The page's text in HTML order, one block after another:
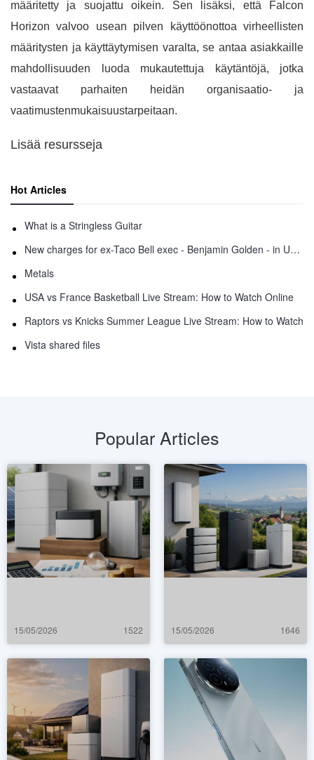
määritetty ja suojattu oikein. Sen lisäksi, että Falcon
Horizon valvoo usean pilven käyttöönottoa virheellisten
määritysten ja käyttäytymisen varalta, se antaa asiakkaille
mahdollisuuden luoda mukautettuja käytäntöjä, jotka
vastaavat parhaiten heidän organisaatio- ja
vaatimustenmukaisuustarpeitaan.
Lisää resursseja
Hot Articles
What is a Stringless Guitar
New charges for ex-Taco Bell exec - Benjamin Golden - in Uber fracas
Metals
USA vs France Basketball Live Stream: How to Watch Online
Raptors vs Knicks Summer League Live Stream: How to Watch
Vista shared files
Popular Articles
15/05/2026 1522 15/05/2026 1646